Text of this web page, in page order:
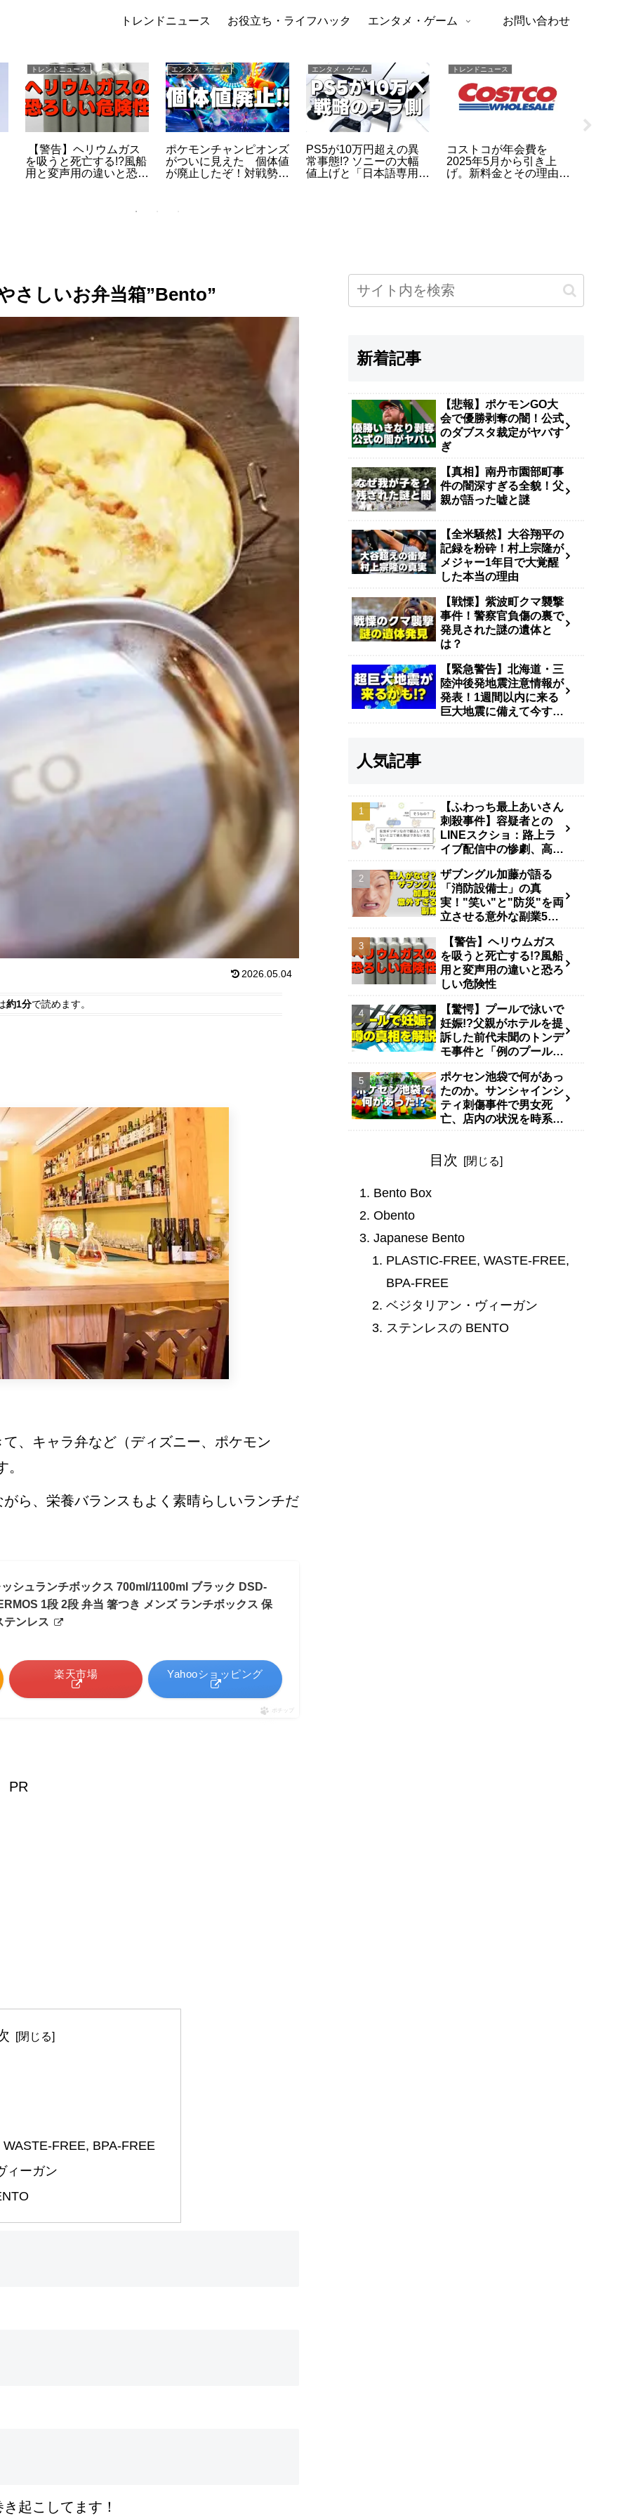
トレンドニュース お役立ち・ライフハック エンタメ・ゲーム お問い合わせ
トレンドニュース
【警告】ヘリウムガス
を吸うと死亡する!?風船
用と変声用の違いと恐ろ
エンタメ・ゲーム
ポケモンチャンピオンズ
がついに見えた 個体値
が廃止したぞ！対戦勢が
エンタメ・ゲーム
PS5が10万円超えの異
常事態!? ソニーの大幅
値上げと「日本語専用モ
トレンドニュース
コストコが年会費を
2025年5月から引き上
げ。新料金とその理由と
さしいお弁当箱”Bento”
2026.05.04
約1分で読めます。
、キャラ弁など（ディズニー、ポケモン
ら、栄養バランスもよく素晴らしいランチだ
シュランチボックス 700ml/1100ml ブラック DSD-
1段 2段 弁当 箸つき メンズ ランチボックス 保
テンレス
楽天市場 Yahooショッピング
ポチップ
PR
FREE, BPA-FREE
ィーガン
起こしてます！
新着記事
【悲報】ポケモンGO大
会で優勝剥奪の闇！公式
のダブスタ裁定がヤバす
ぎ
【真相】南丹市園部町事
件の闇深すぎる全貌！父
親が語った嘘と謎
【全米騒然】大谷翔平の
記録を粉砕！村上宗隆が
メジャー1年目で大覚醒
した本当の理由
【戦慄】紫波町クマ襲撃
事件！警察官負傷の裏で
発見された謎の遺体と
は？
【緊急警告】北海道・三
陸沖後発地震注意情報が
発表！1週間以内に来る
巨大地震に備えて今すぐ
人気記事
【ふわっち最上あいさん
刺殺事件】容疑者との
LINEスクショ：路上ラ
イブ配信中の惨劇、高田
ザブングル加藤が語る
「消防設備士」の真
実！"笑い"と"防災"を両
立させる意外な副業5年
【警告】ヘリウムガス
を吸うと死亡する!?風船
用と変声用の違いと恐ろ
しい危険性
【驚愕】プールで泳いで
妊娠!?父親がホテルを提
訴した前代未聞のトンデ
モ事件と「例のプール」
ポケセン池袋で何があっ
たのか。サンシャインシ
ティ刺傷事件で男女死
亡、店内の状況を時系列
目次
Bento Box
Obento
Japanese Bento
PLASTIC-FREE, WASTE-FREE,
BPA-FREE
ベジタリアン・ヴィーガン
ステンレスの BENTO